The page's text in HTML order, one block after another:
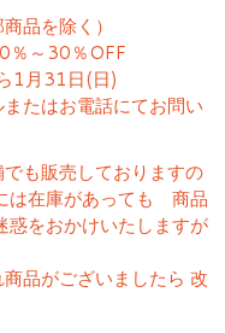
商品を除く）
30％OFF
1月31日(日)
たはお電話にてお問い
も販売しておりますの
は在庫があっても 商品
をおかけいたしますが
品がございましたら 改